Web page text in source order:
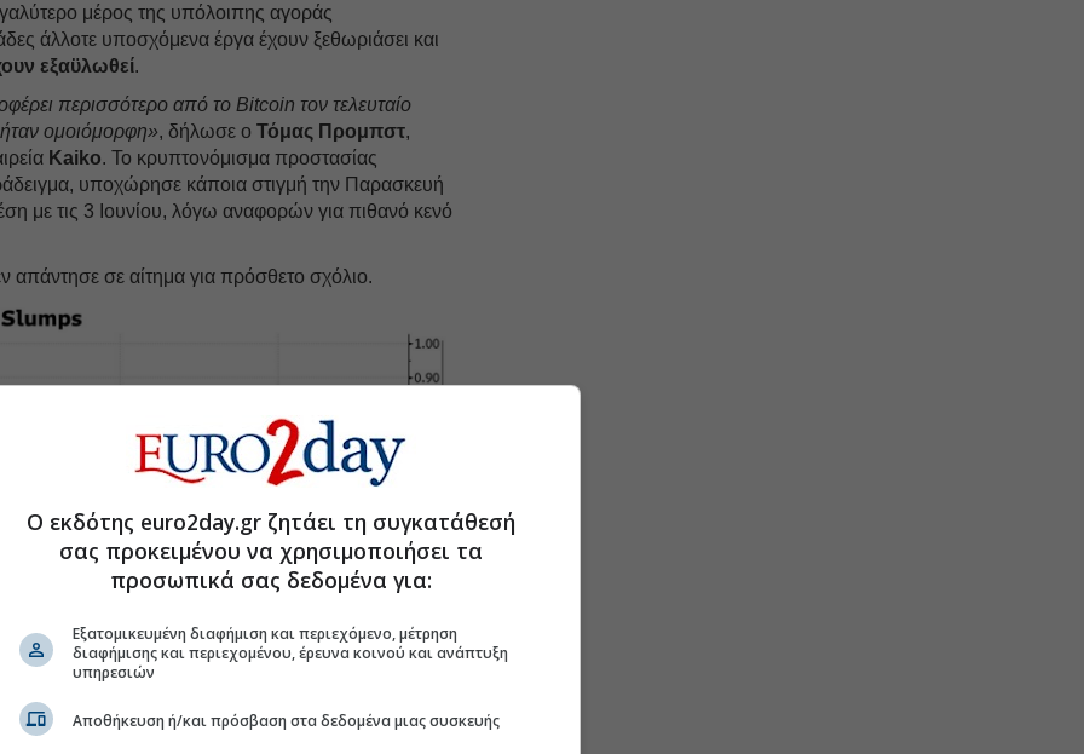
μέρος της υπόλοιπης αγοράς
άλλοτε υποσχόμενα έργα έχουν ξεθωριάσει και
εξαϋλωθεί.
περισσότερο από το Bitcoin τον τελευταίο
ομοιόμορφη», δήλωσε οΤόμας Προμπστ,
Kaiko. Το κρυπτονόμισμα προστασίας
υποχώρησε κάποια στιγμή την Παρασκευή
με τις 3 Ιουνίου, λόγω αναφορών για πιθανό κενό
σε αίτημα για πρόσθετο σχόλιο.
Ο εκδότης euro2day.gr ζητάει τη συγκατάθεσή
σας προκειμένου να χρησιμοποιήσει τα
προσωπικά σας δεδομένα για:
Εξατομικευμένη διαφήμιση και περιεχόμενο, μέτρηση
διαφήμισης και περιεχομένου, έρευνα κοινού και ανάπτυξη
υπηρεσιών
Αποθήκευση ή/και πρόσβαση στα δεδομένα μιας συσκευής